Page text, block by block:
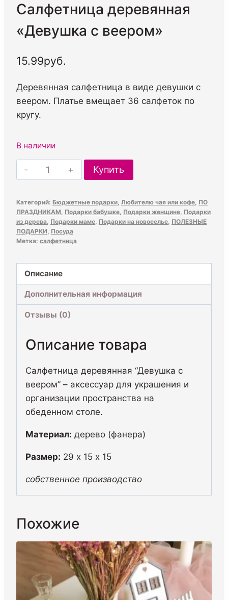
Салфетница деревянная
«Девушка с веером»
15.99руб.
Деревянная салфетница в виде девушки с
веером. Платье вмещает 36 салфеток по
кругу.
В наличии
Количество
товара
деревянная
«Девушка
с
Купить
Категорий: Бюджетные подарки, Любителю чая или кофе, ПО
ПРАЗДНИКАМ, Подарки бабушке, Подарки женщине, Подарки
из дерева, Подарки маме, Подарки на новоселье, ПОЛЕЗНЫЕ
ПОДАРКИ, Посуда
Метка: салфетница
Описание
Дополнительная информация
Отзывы (0)
Описание товара
Салфетница деревянная “Девушка с
веером” – аксессуар для украшения и
организации пространства на
обеденном столе.
Материал: дерево (фанера)
Размер: 29 х 15 х 15
собственное производство
Похожие